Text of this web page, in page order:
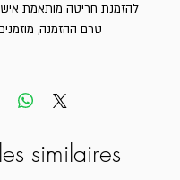
להזמנת חריטה מותאמת
טרם ההזמנה,
similaires